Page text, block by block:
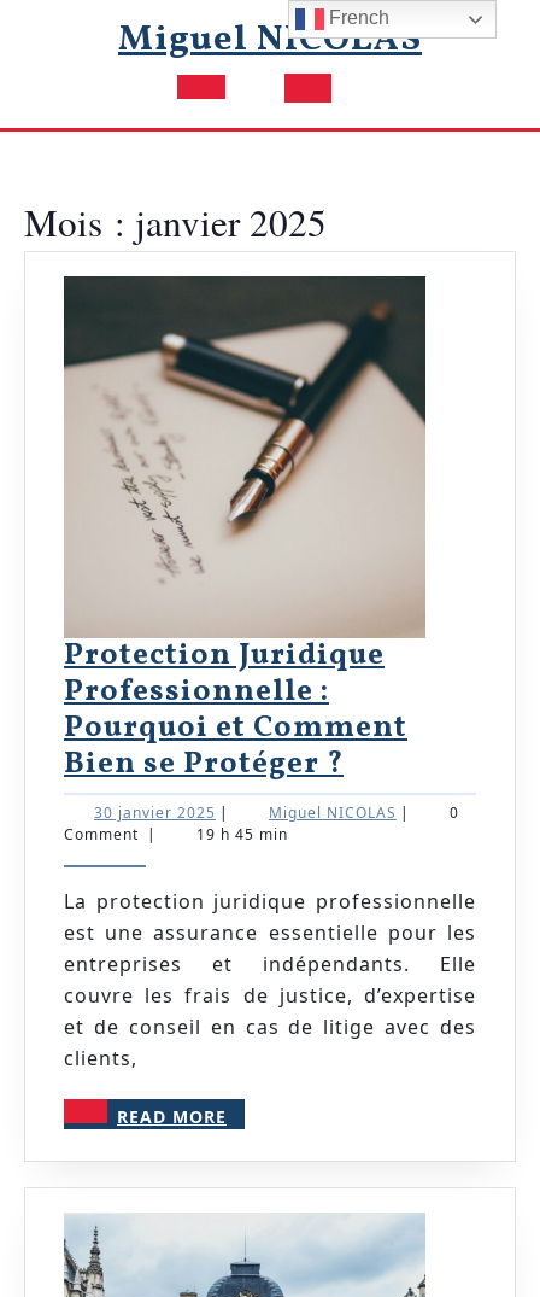
Miguel NICOLAS
Open
Mois : janvier 2025
Protection Juridique
Professionnelle :
Pourquoi et Comment
Bien se Protéger ?Protection
Juridique
Pourquoi
et
Comment
Bien
se
30 janvier 2025 30
janvier
Miguel NICOLAS Miguel 0
Comment
19 h 45 min
La protection juridique professionnelle
est une assurance essentielle pour les
entreprises et indépendants. Elle
couvre les frais de justice, d’expertise
et de conseil en cas de litige avec des
clients,
READ MORE
MORE
French